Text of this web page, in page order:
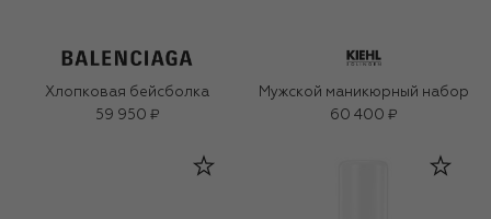
Хлопковая бейсболка
59 950 ₽
Мужской маникюрный набор
60 400 ₽